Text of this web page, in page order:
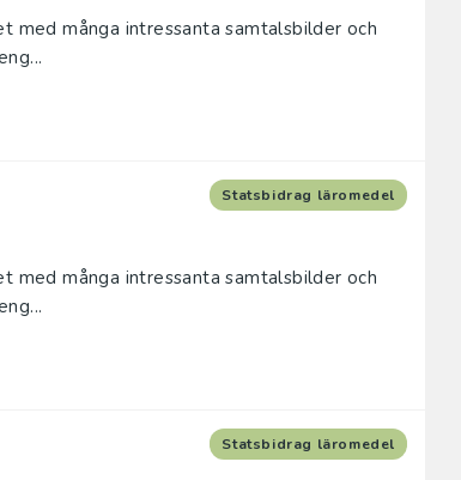
med många intressanta samtalsbilder och
Statsbidrag läromedel
med många intressanta samtalsbilder och
Statsbidrag läromedel